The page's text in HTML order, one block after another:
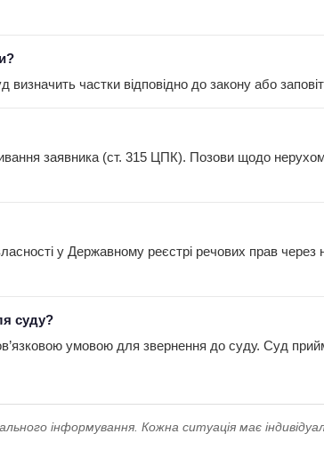
частки відповідно до закону або
заявника (ст. 315 ЦПК). Позови щодо
у Державному реєстрі речових прав
суду?
умовою для звернення до суду. Суд
інформування. Кожна ситуація має